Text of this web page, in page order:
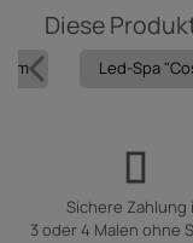
Diese
m Led-Spa
Sichere Zahlung
3 oder 4 Malen ohne